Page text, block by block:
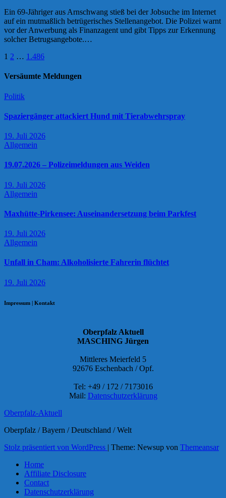
Ein 69-Jähriger aus Arnschwang stieß bei der Jobsuche im Internet
auf ein mutmaßlich betrügerisches Stellenangebot. Die Polizei warnt
vor der Anwerbung als Finanzagent und gibt Tipps zur Erkennung
solcher Betrugsangebote.…
Seitennummerierung
der
1 2 … 1.486
Versäumte Meldungen
Politik
Spaziergänger attackiert Hund mit Tierabwehrspray
19. Juli 2026
Allgemein
19.07.2026 – Polizeimeldungen aus Weiden
19. Juli 2026
Allgemein
Maxhütte-Pirkensee: Auseinandersetzung beim Parkfest
19. Juli 2026
Allgemein
Unfall in Cham: Alkoholisierte Fahrerin flüchtet
19. Juli 2026
Impressum | Kontakt
Oberpfalz Aktuell
MASCHING Jürgen
Mittleres Meierfeld 5
92676 Eschenbach / Opf.
Tel: +49 / 172 / 7173016
Mail: Datenschutzerklärung
Oberpfalz-Aktuell
Oberpfalz / Bayern / Deutschland / Welt
Stolz präsentiert von WordPress | Theme: Newsup von Themeansar
Home
Affiliate Disclosure
Contact
Datenschutzerklärung